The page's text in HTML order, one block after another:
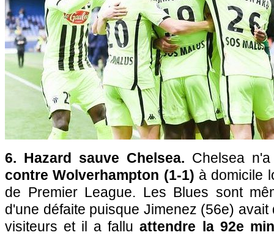
6. Hazard sauve Chelsea. Chelsea
contre Wolverhampton (1-1) à domicile
de Premier League. Les Blues sont
d'une défaite puisque Jimenez (56e)
visiteurs et il a falluattendre la 92e